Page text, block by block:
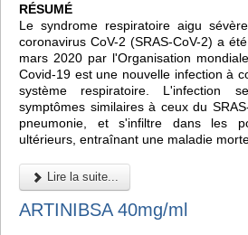
RÉSUMÉ
Le syndrome respiratoire aigu
coronavirus CoV-2 (SRAS-CoV-2) a
mars 2020 par l'Organisation
Covid-19 est une nouvelle infection à
système respiratoire. L'infection
symptômes similaires à ceux du
pneumonie, et s'infiltre dans les
ultérieurs, entraînant une maladie
Lire la suite...
ARTINIBSA 40mg/ml